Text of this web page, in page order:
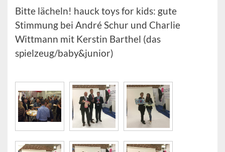
Bitte lächeln! hauck toys for kids: gute
Stimmung bei André Schur und Charlie
Wittmann mit Kerstin Barthel (das
spielzeug/baby&junior)